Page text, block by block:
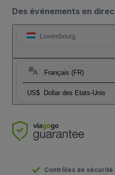
Des événements en
Luxembourg
Français (FR)
US$ Dollar des Etats-Unis
Contrôles de